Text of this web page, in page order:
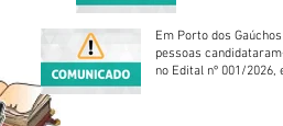
Em Porto dos
pessoas
no Edital nº 001/2026,